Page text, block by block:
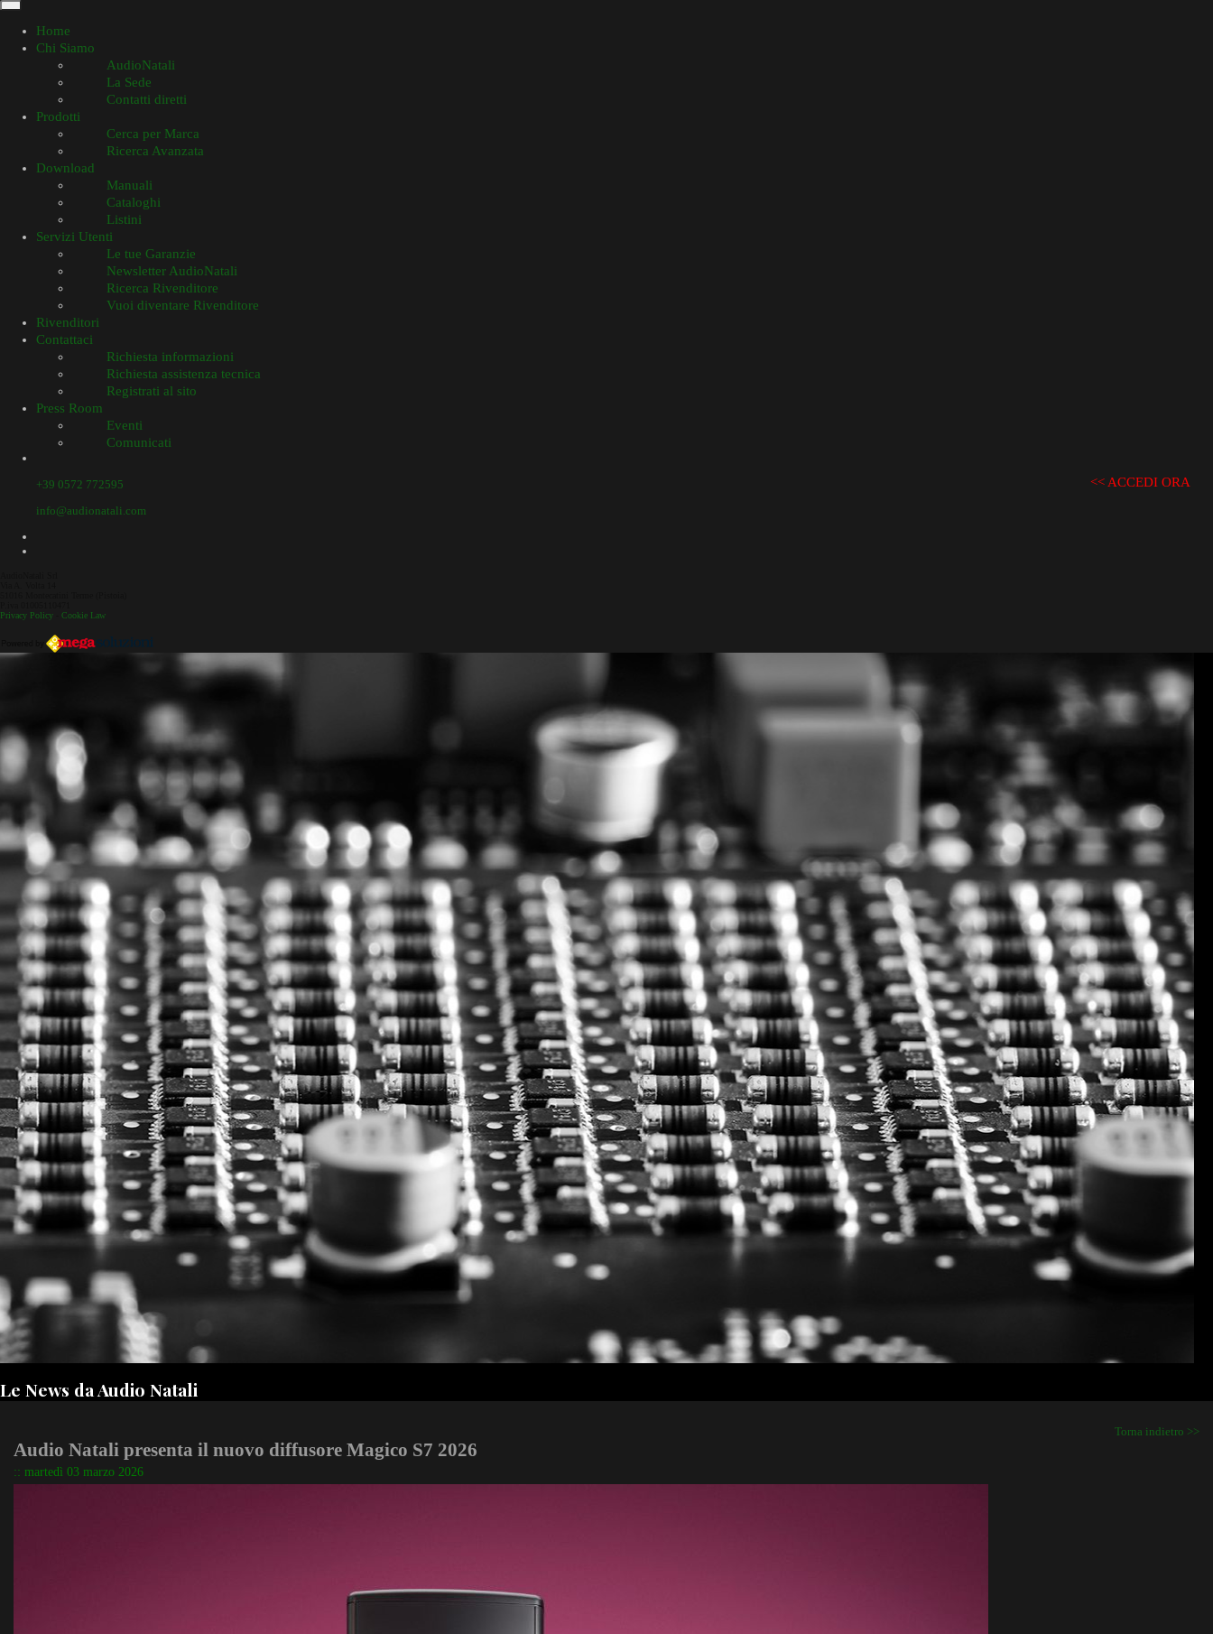
Home
Chi Siamo
AudioNatali
La Sede
Contatti diretti
Prodotti
Cerca per Marca
Ricerca Avanzata
Download
Manuali
Cataloghi
Listini
Servizi Utenti
Le tue Garanzie
Newsletter AudioNatali
Ricerca Rivenditore
Vuoi diventare Rivenditore
Rivenditori
Contattaci
Richiesta informazioni
Richiesta assistenza tecnica
Registrati al sito
Press Room
Eventi
Comunicati
<< ACCEDI ORA
+39 0572 772595
info@audionatali.com
Privacy Policy
Cookie Law
Le News da Audio Natali
Torna indietro >>
Audio Natali presenta il nuovo diffusore Magico S7 2026
:: martedì 03 marzo 2026